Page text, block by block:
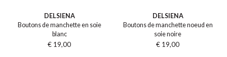
DELSIENA
Boutons de manchette en soie
blanc
€ 19,00
DELSIENA
Boutons de manchette noeud en
soie noire
€ 19,00